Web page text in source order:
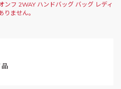
ンフ 2WAY ハンドバッグ バッグ レディ
ません。